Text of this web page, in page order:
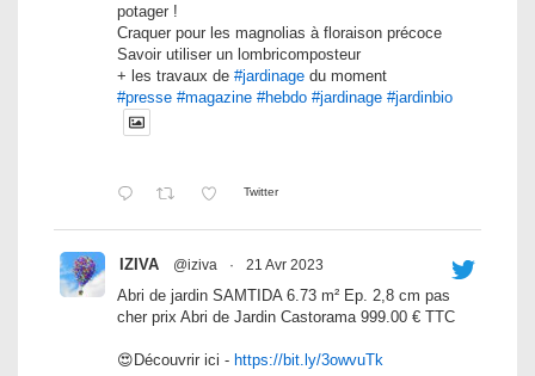
potager !
Craquer pour les magnolias à floraison précoce
Savoir utiliser un lombricomposteur
+ les travaux de #jardinage du moment
#presse #magazine #hebdo #jardinage #jardinbio
Twitter
IZIVA @iziva · 21 Avr 2023
Abri de jardin SAMTIDA 6.73 m² Ep. 2,8 cm pas
cher prix Abri de Jardin Castorama 999.00 € TTC
😍Découvrir ici - https://bit.ly/3owvuTk